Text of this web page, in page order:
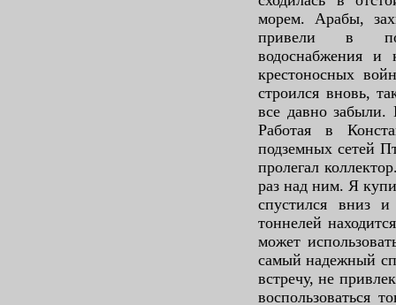
морем. Арабы,
привели в
водоснабжения и
крестоносных
строился вновь,
все давно забыли.
Работая в
подземных сетей
пролегал
раз над ним. Я
спустился вниз
тоннелей
может
самый надежный
встречу, не
воспользоваться